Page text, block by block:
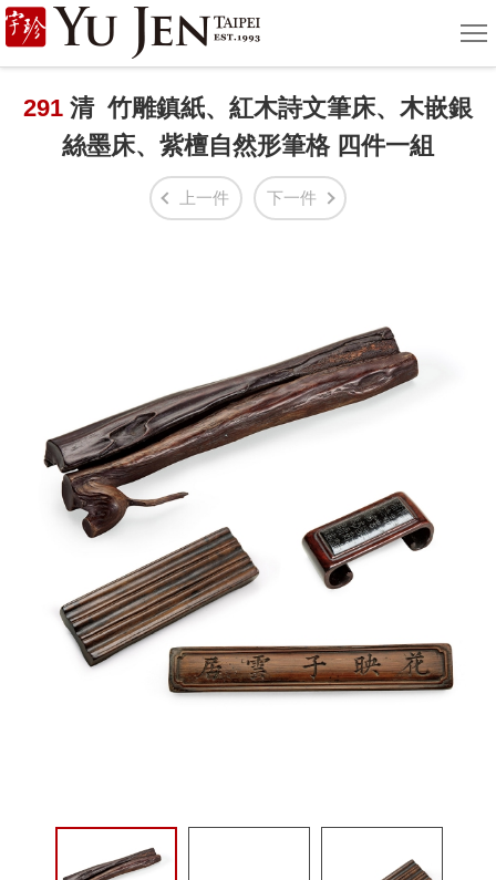
宇
珍
國
Taipei
單
291 清 竹雕鎮紙、紅木詩文筆床、木嵌銀
絲墨床、紫檀自然形筆格 四件一組
上一件 下一件